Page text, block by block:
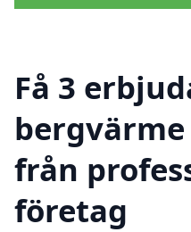
Få 3
från
företag